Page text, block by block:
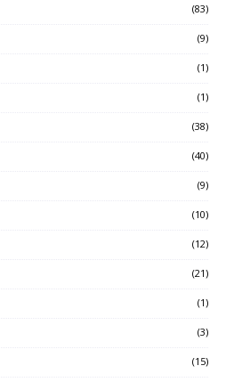
(83)
(9)
(1)
(1)
(38)
(40)
(9)
(10)
(12)
(21)
(1)
(3)
(15)